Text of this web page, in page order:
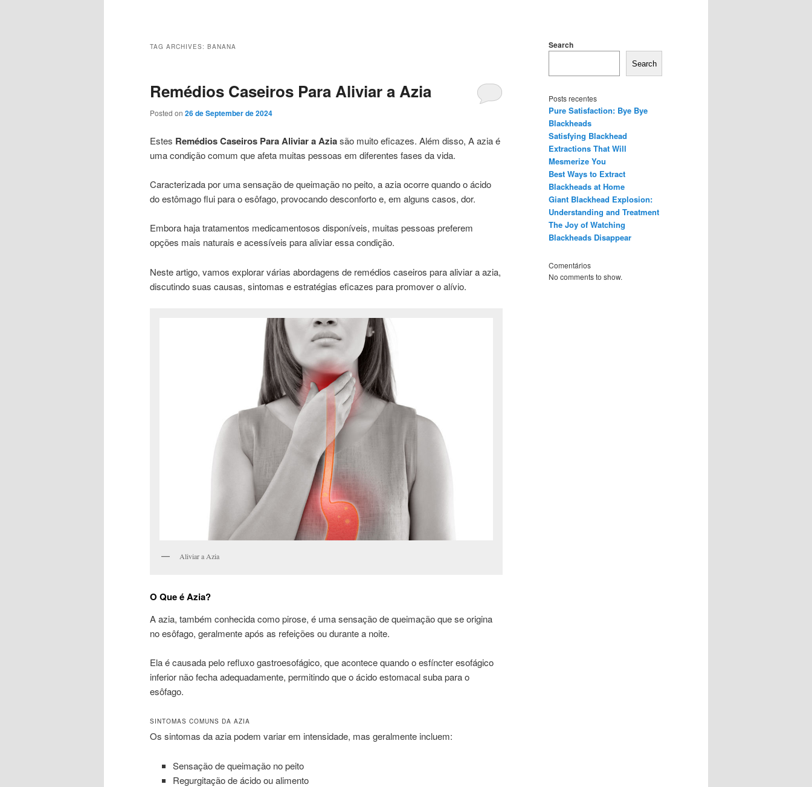
TAG ARCHIVES: BANANA
Remédios Caseiros Para Aliviar a Azia
Posted on 26 de September de 2024
Estes Remédios Caseiros Para Aliviar a Aziasão muito eficazes. Além disso, A azia é
uma condição comum que afeta muitas pessoas em diferentes fases da vida.
Caracterizada por uma sensação de queimação no peito, a azia ocorre quando o ácido
do estômago flui para o esôfago, provocando desconforto e, em alguns casos, dor.
Embora haja tratamentos medicamentosos disponíveis, muitas pessoas preferem
opções mais naturais e acessíveis para aliviar essa condição.
Neste artigo, vamos explorar várias abordagens de remédios caseiros para aliviar a azia,
discutindo suas causas, sintomas e estratégias eficazes para promover o alívio.
Aliviar a Azia
O Que é Azia?
A azia, também conhecida como pirose, é uma sensação de queimação que se origina
no esôfago, geralmente após as refeições ou durante a noite.
Ela é causada pelo refluxo gastroesofágico, que acontece quando o esfíncter esofágico
inferior não fecha adequadamente, permitindo que o ácido estomacal suba para o
esôfago.
SINTOMAS COMUNS DA AZIA
Os sintomas da azia podem variar em intensidade, mas geralmente incluem:
Sensação de queimação no peito
Regurgitação de ácido ou alimento
Search
Search
Posts recentes
Pure Satisfaction: Bye Bye
Blackheads
Satisfying Blackhead
Extractions That Will
Mesmerize You
Best Ways to Extract
Blackheads at Home
Giant Blackhead Explosion:
Understanding and Treatment
The Joy of Watching
Blackheads Disappear
Comentários
No comments to show.